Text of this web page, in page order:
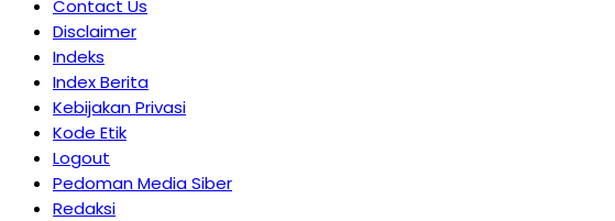
Contact Us
Disclaimer
Indeks
Index Berita
Kebijakan Privasi
Kode Etik
Logout
Pedoman Media Siber
Redaksi